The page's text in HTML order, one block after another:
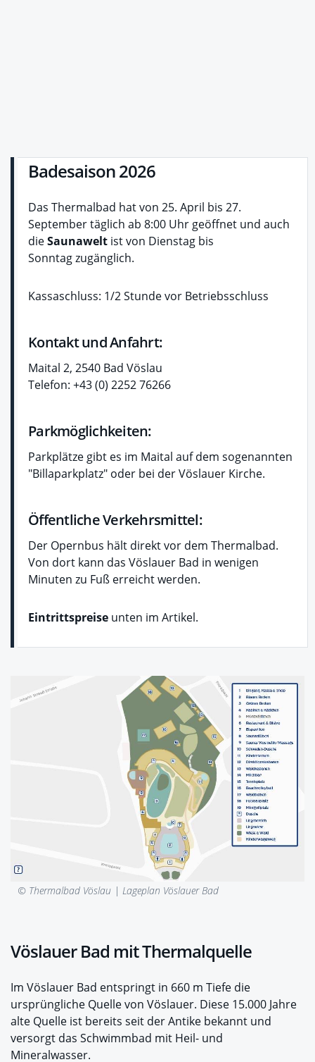
Badesaison 2026
Das Thermalbad hat von 25. April bis 27.
September täglich ab 8:00 Uhr geöffnet und auch
dieSaunawelt ist von Dienstag bis
Sonntag zugänglich.
Kassaschluss: 1/2 Stunde vor Betriebsschluss
Kontakt und Anfahrt:
Maital 2, 2540 Bad Vöslau
Telefon: +43 (0) 2252 76266
Parkmöglichkeiten:
Parkplätze gibt es im Maital auf dem sogenannten
"Billaparkplatz" oder bei der Vöslauer Kirche.
Öffentliche Verkehrsmittel:
Der Opernbus hält direkt vor dem Thermalbad.
Von dort kann das Vöslauer Bad in wenigen
Minuten zu Fuß erreicht werden.
Eintrittspreise unten im Artikel.
© Thermalbad Vöslau | Lageplan Vöslauer Bad
Vöslauer Bad mit Thermalquelle
Im Vöslauer Bad entspringt in 660 m Tiefe die
ursprüngliche Quelle von Vöslauer. Diese 15.000 Jahre
alte Quelle ist bereits seit der Antike bekannt und
versorgt das Schwimmbad mit Heil- und
Mineralwasser.